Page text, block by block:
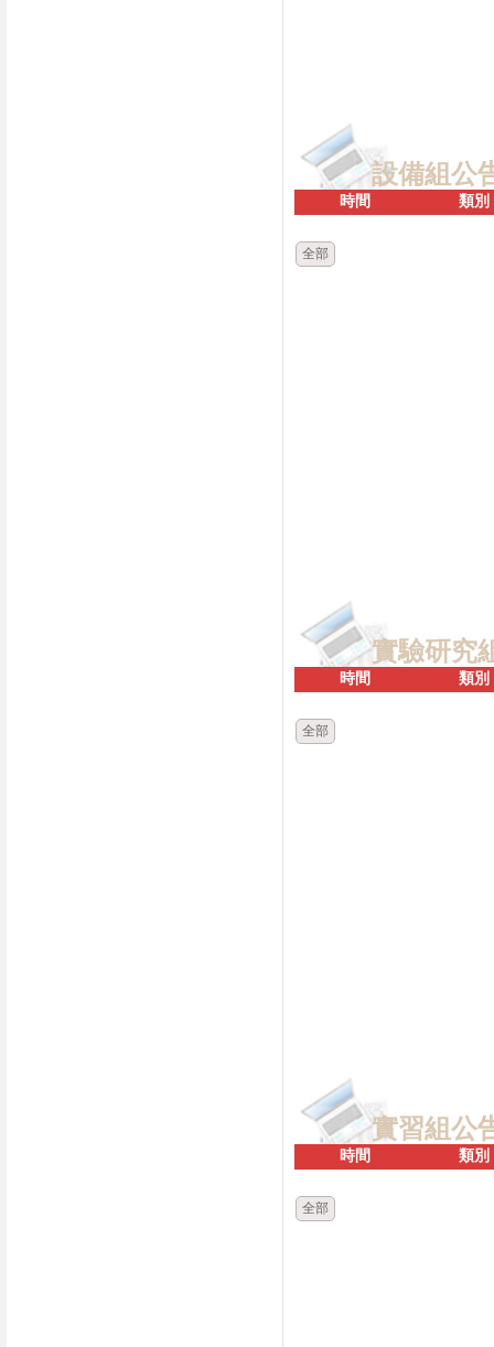
設備組公
時間 類別
全部
實驗研究
時間 類別
全部
實習組公
時間 類別
全部